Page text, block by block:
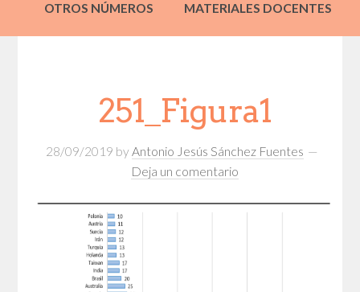
OTROS NÚMEROS MATERIALES DOCENTES
251_Figura1
28/09/2019 by Antonio Jesús Sánchez Fuentes
Deja un comentario